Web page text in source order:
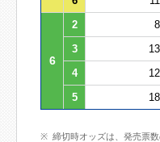
6
2
3
4
5
締切時オッズは、発売票